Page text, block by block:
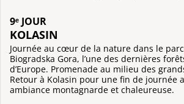
9ᵉ JOUR
KOLASIN
Journée au cœur de la nature dans le
Biogradska Gora, l’une des dernières
d’Europe. Promenade au milieu des
Retour à Kolasin pour une fin de journée
ambiance montagnarde et chaleureuse.